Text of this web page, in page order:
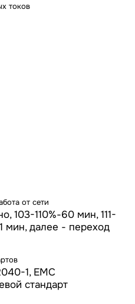
токов
от сети
103-110%-60 мин, 111-
мин, далее - переход
1, ЕМС
стандарт